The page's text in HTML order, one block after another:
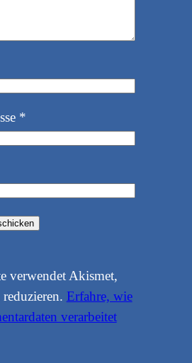
*
verwendet Akismet,
Erfahre, wie
verarbeitet